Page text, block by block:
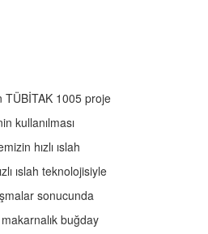
TÜBİTAK 1005 proje
kullanılması
hızlı ıslah
ıslah teknolojisiyle
sonucunda
buğday